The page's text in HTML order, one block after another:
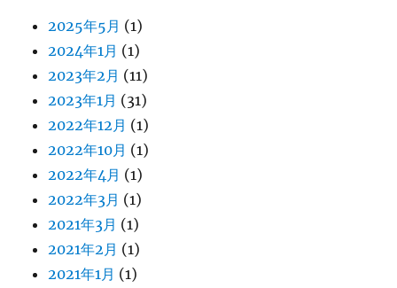
2025年5月 (1)
2024年1月 (1)
2023年2月 (11)
2023年1月 (31)
2022年12月 (1)
2022年10月 (1)
2022年4月 (1)
2022年3月 (1)
2021年3月 (1)
2021年2月 (1)
2021年1月 (1)